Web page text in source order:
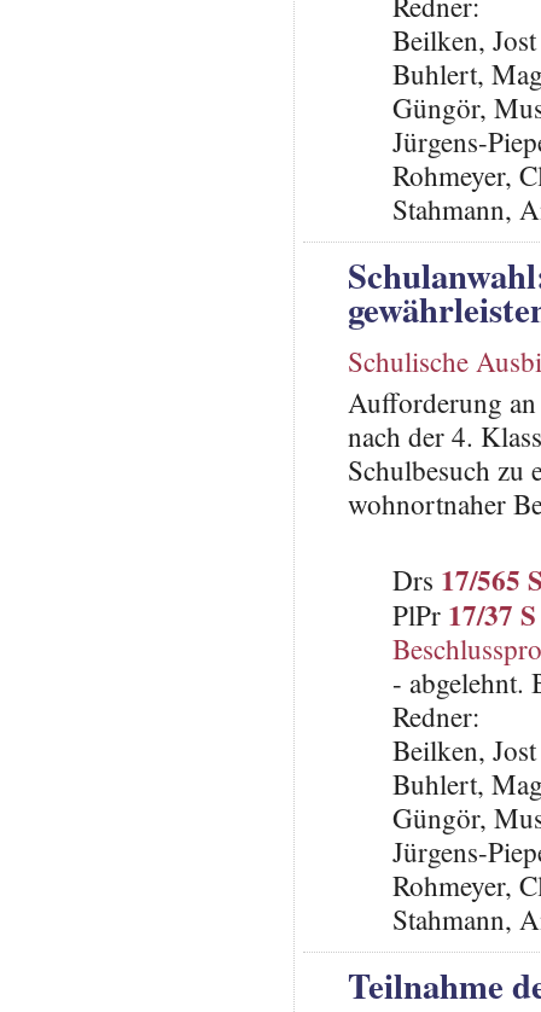
Beilken,
Buhlert,
Güngör,
Jürgens-
Rohmeyer,
Stahmann,
Schulische
Aufforderung
nach der 4.
Schulbesuch zu
wohnortnaher
Drs 17/565
PlPr 17/37 S
- abgelehnt.
Redner:
Beilken,
Buhlert,
Güngör,
Jürgens-
Rohmeyer,
Stahmann,
Teilnahme